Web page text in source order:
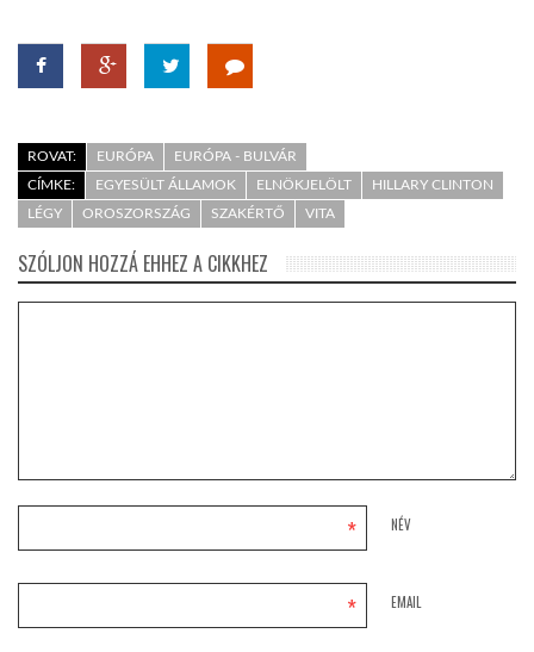
ROVAT: EURÓPA
EURÓPA - BULVÁR
CÍMKE:
EGYESÜLT ÁLLAMOK ELNÖKJELÖLT
HILLARY CLINTON
LÉGY
OROSZORSZÁG SZAKÉRTŐ VITA
SZÓLJON HOZZÁ EHHEZ A CIKKHEZ
NÉV
*
EMAIL
*